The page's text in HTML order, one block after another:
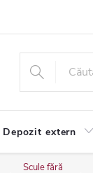
Depozit extern
Scule fără